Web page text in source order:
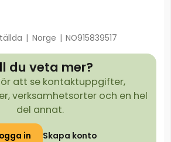
| Norge | NO915839517
du veta mer?
att se kontaktuppgifter,
verksamhetsorter och en hel
del annat.
in Skapa konto